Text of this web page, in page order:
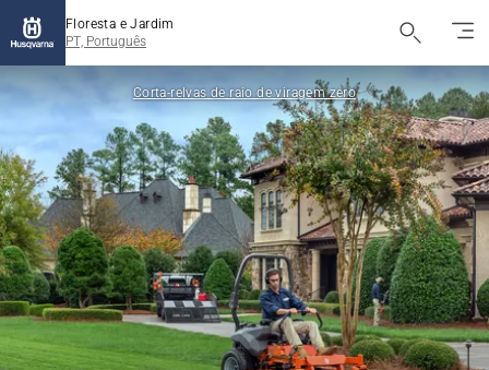
Floresta e Jardim
PT, Português
Corta-relvas de raio de viragem zero